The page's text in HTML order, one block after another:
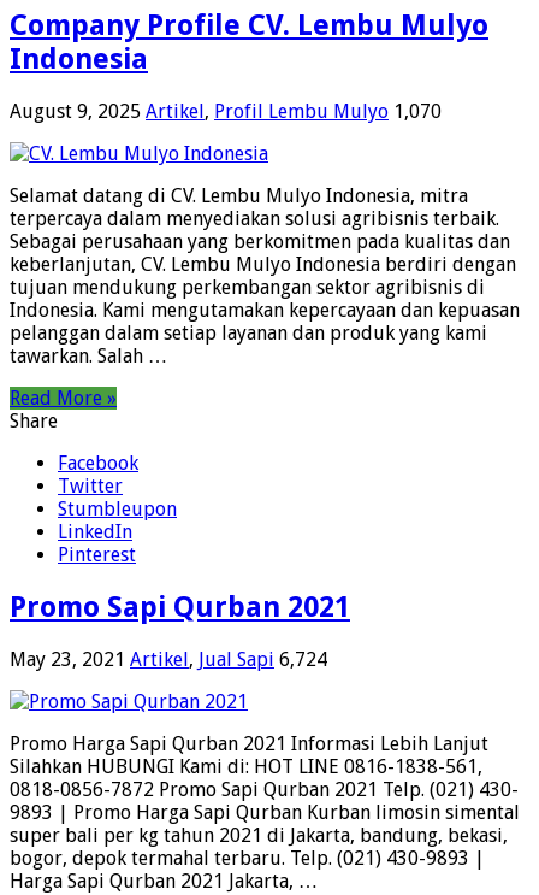
Company Profile CV. Lembu Mulyo
Indonesia
August 9, 2025 Artikel , Profil Lembu Mulyo 1,070
Selamat datang di CV. Lembu Mulyo Indonesia, mitra
terpercaya dalam menyediakan solusi agribisnis terbaik.
Sebagai perusahaan yang berkomitmen pada kualitas dan
keberlanjutan, CV. Lembu Mulyo Indonesia berdiri dengan
tujuan mendukung perkembangan sektor agribisnis di
Indonesia. Kami mengutamakan kepercayaan dan kepuasan
pelanggan dalam setiap layanan dan produk yang kami
tawarkan. Salah …
Read More »
Share
Facebook
Twitter
Stumbleupon
LinkedIn
Pinterest
Promo Sapi Qurban 2021
May 23, 2021 Artikel, Jual Sapi 6,724
Promo Harga Sapi Qurban 2021 Informasi Lebih Lanjut
Silahkan HUBUNGI Kami di: HOT LINE 0816-1838-561,
0818-0856-7872 Promo Sapi Qurban 2021 Telp. (021) 430-
9893 | Promo Harga Sapi Qurban Kurban limosin simental
super bali per kg tahun 2021 di Jakarta, bandung, bekasi,
bogor, depok termahal terbaru. Telp. (021) 430-9893 |
Harga Sapi Qurban 2021 Jakarta, …